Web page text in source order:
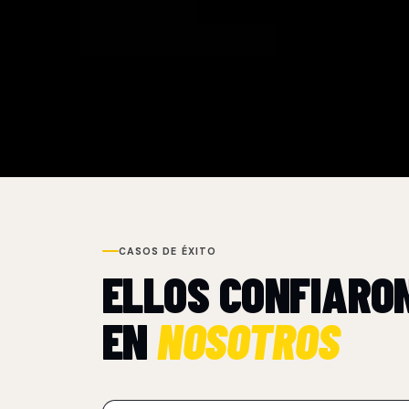
CASOS DE ÉXITO
ELLOS
ENNOSOTROS